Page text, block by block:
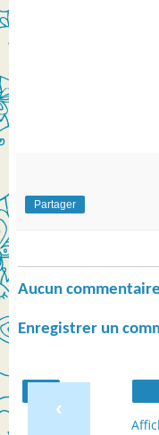
Partager
Aucun
Enregistrer un
‹